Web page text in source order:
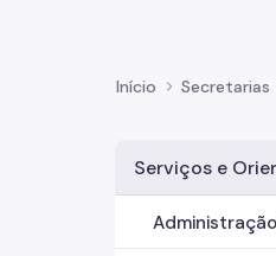
Início Secretarias
Serviços e